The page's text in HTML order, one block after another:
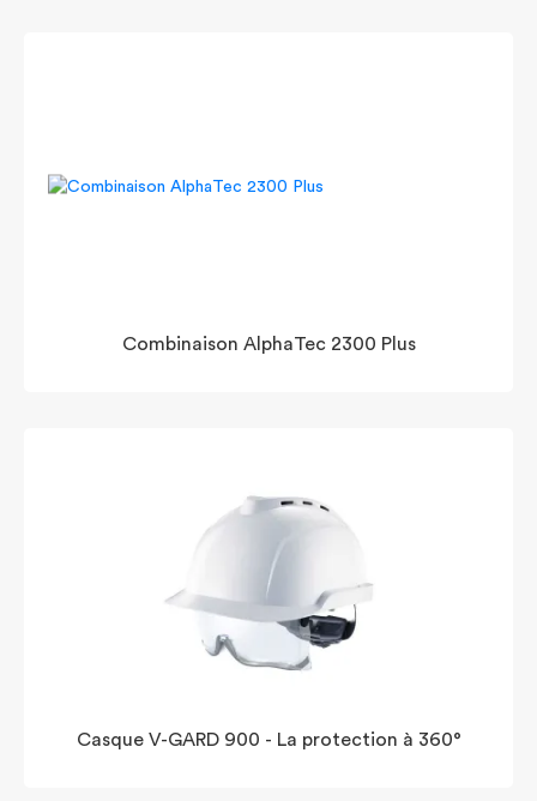
Combinaison AlphaTec 2300 Plus
Casque V-GARD 900 - La protection à 360°